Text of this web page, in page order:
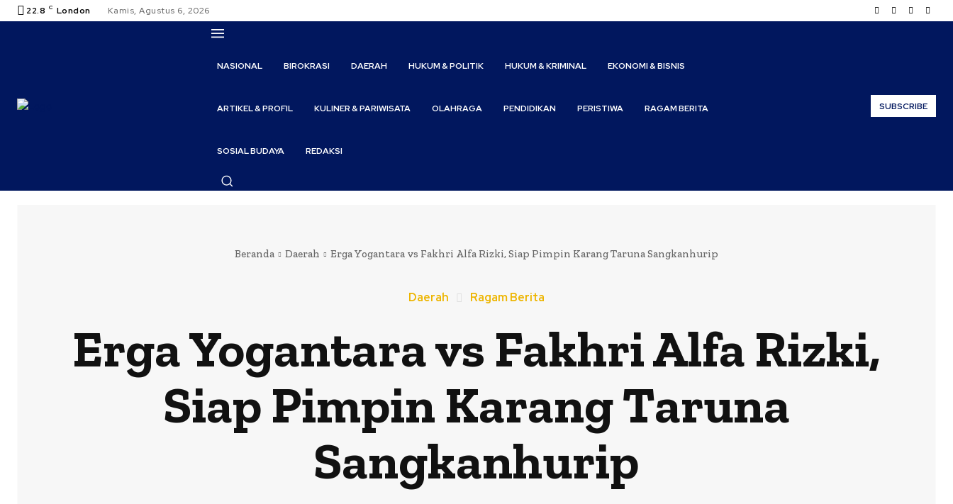
22.8 C London Kamis, Agustus 6, 2026
NASIONAL BIROKRASI DAERAH HUKUM & POLITIK HUKUM & KRIMINAL EKONOMI & BISNIS
ARTIKEL & PROFIL KULINER & PARIWISATA OLAHRAGA PENDIDIKAN PERISTIWA RAGAM BERITA
SOSIAL BUDAYA REDAKSI
SUBSCRIBE
Beranda Daerah Erga Yogantara vs Fakhri Alfa Rizki, Siap Pimpin Karang Taruna Sangkanhurip
Daerah Ragam Berita
Erga Yogantara vs Fakhri Alfa Rizki,
Siap Pimpin Karang Taruna
Sangkanhurip